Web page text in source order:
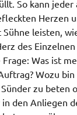
So kann jeder
Herzen
leisten,
des
Was ist
Wozu bin
zu beten
den Anliegen